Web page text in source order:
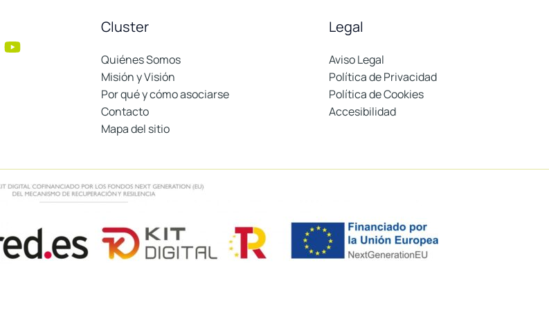
Cluster
Quiénes Somos
Misión y Visión
Por qué y cómo asociarse
Contacto
Mapa del sitio
Legal
Aviso Legal
Política de Privacidad
Política de Cookies
Accesibilidad